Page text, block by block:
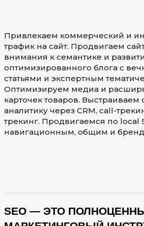
Привлекаем коммерческий и
трафик на сайт. Продвигаем
внимания к семантике и
оптимизированного блога с
статьями и экспертным
Оптимизируем медиа и
карточек товаров. Выстраиваем
аналитику через CRM, call-
трекинг. Продвигаемся по local
навигационным, общим и
SEO — ЭТО